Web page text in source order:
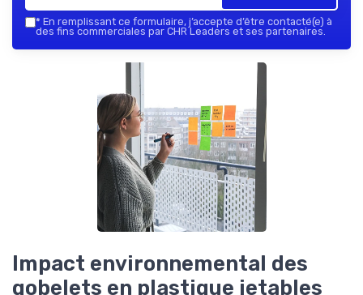
* En remplissant ce formulaire, j’accepte d’être contacté(e) à
des fins commerciales par CHR Leaders et ses partenaires.
Impact environnemental des
gobelets en plastique jetables